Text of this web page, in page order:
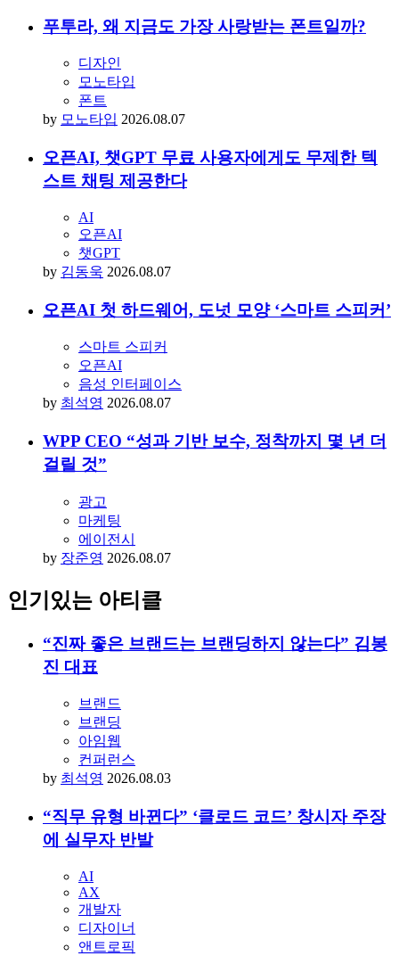
푸투라, 왜 지금도 가장 사랑받는 폰트일까?
디자인
모노타입
폰트
by 모노타입 2026.08.07
오픈AI, 챗GPT 무료 사용자에게도 무제한 텍
스트 채팅 제공한다
AI
오픈AI
챗GPT
by 김동욱 2026.08.07
오픈AI 첫 하드웨어, 도넛 모양 ‘스마트 스피커’
스마트 스피커
오픈AI
음성 인터페이스
by 최석영 2026.08.07
WPP CEO “성과 기반 보수, 정착까지 몇 년 더
걸릴 것”
광고
마케팅
에이전시
by 장준영 2026.08.07
인기있는 아티클
“진짜 좋은 브랜드는 브랜딩하지 않는다” 김봉
진 대표
브랜드
브랜딩
아임웹
컨퍼런스
by 최석영 2026.08.03
“직무 유형 바뀐다” ‘클로드 코드’ 창시자 주장
에 실무자 반발
AI
AX
개발자
디자이너
앤트로픽